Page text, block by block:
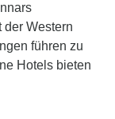
der Western
führen zu
Hotels bieten